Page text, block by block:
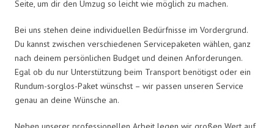
Seite, um dir den Umzug so leicht wie möglich zu machen.
Bei uns stehen deine individuellen Bedürfnisse im Vordergrund.
Du kannst zwischen verschiedenen Servicepaketen wählen, ganz
nach deinem persönlichen Budget und deinen Anforderungen.
Egal ob du nur Unterstützung beim Transport benötigst oder ein
Rundum-sorglos-Paket wünschst – wir passen unseren Service
genau an deine Wünsche an.